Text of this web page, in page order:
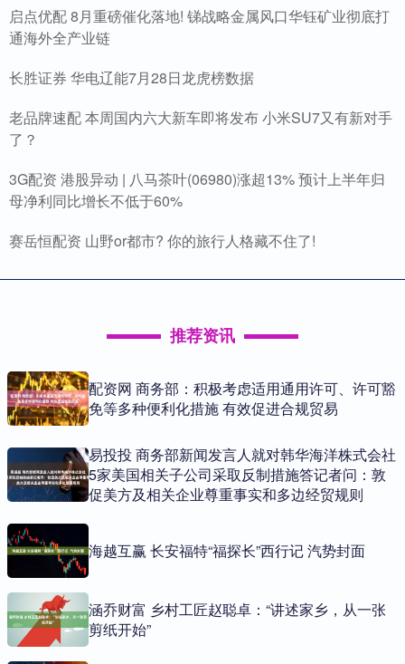
启点优配 8月重磅催化落地! 锑战略金属风口华钰矿业彻底打
通海外全产业链
长胜证券 华电辽能7月28日龙虎榜数据
老品牌速配 本周国内六大新车即将发布 小米SU7又有新对手
了？
3G配资 港股异动 | 八马茶叶(06980)涨超13% 预计上半年归
母净利同比增长不低于60%
赛岳恒配资 山野or都市? 你的旅行人格藏不住了!
推荐资讯
配资网 商务部：积极考虑适用通用许可、许可豁
免等多种便利化措施 有效促进合规贸易
易投投 商务部新闻发言人就对韩华海洋株式会社
5家美国相关子公司采取反制措施答记者问：敦
促美方及相关企业尊重事实和多边经贸规则
海越互赢 长安福特“福探长”西行记 汽势封面
涵乔财富 乡村工匠赵聪卓：“讲述家乡，从一张
剪纸开始”